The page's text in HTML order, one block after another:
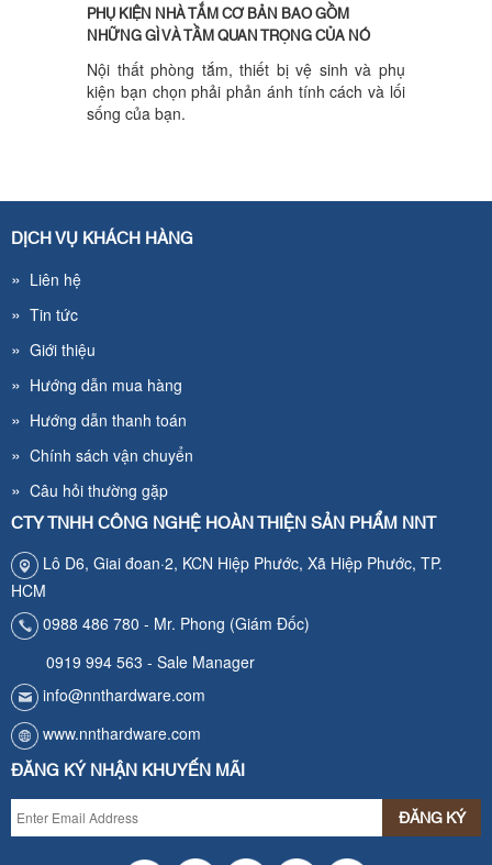
PHỤ KIỆN NHÀ TẮM CƠ BẢN BAO GỒM
NHỮNG GÌ VÀ TẦM QUAN TRỌNG CỦA NÓ
Nội thất phòng tắm, thiết bị vệ sinh và phụ
kiện bạn chọn phải phản ánh tính cách và lối
sống của bạn.
DỊCH VỤ KHÁCH HÀNG
» Liên hệ
» Tin tức
» Giới thiệu
» Hướng dẫn mua hàng
» Hướng dẫn thanh toán
» Chính sách vận chuyển
» Câu hỏi thường gặp
CTY TNHH CÔNG NGHỆ HOÀN THIỆN SẢN PHẨM NNT
Lô D6, Giai đoan·2, KCN Hiệp Phước, Xã Hiệp Phước, TP.
HCM
0988 486 780 - Mr. Phong (Giám Đốc)
0919 994 563 - Sale Manager
info@nnthardware.com
www.nnthardware.com
ĐĂNG KÝ NHẬN KHUYẾN MÃI